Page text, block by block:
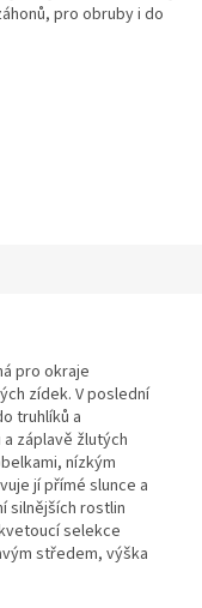
pro obruby i do
pro okraje
zídek. V poslední
truhlíků a
záplavě žlutých
nízkým
jí přímé slunce a
silnějších rostlin
selekce
středem, výška